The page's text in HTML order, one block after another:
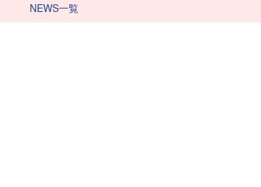
NEWS一覧